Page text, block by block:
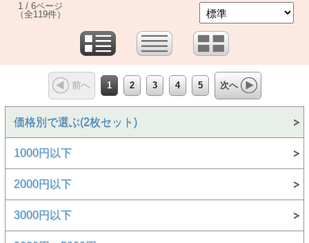
1 / 6ページ
（全119件）
前へ 1 2 3 4 5 次へ
価格別で選ぶ(2枚セット)
1000円以下
2000円以下
3000円以下